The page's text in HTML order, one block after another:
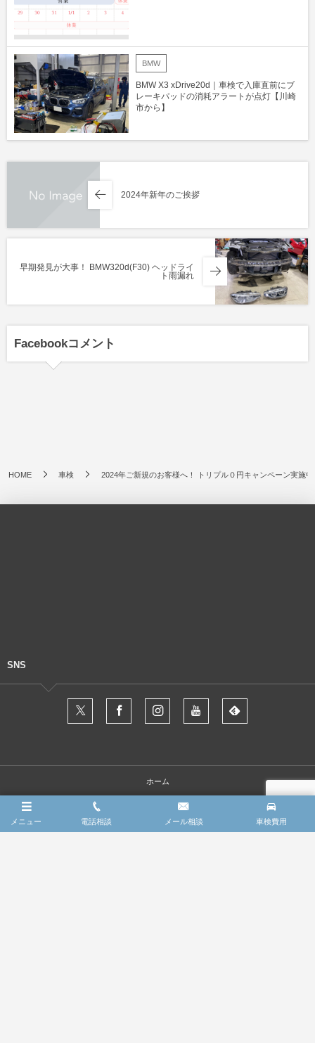
BMW
BMW X3 xDrive20d｜車検で入庫直前にブ
レーキパッドの消耗アラートが点灯【川崎
市から】
2024年新年のご挨拶
早期発見が大事！ BMW320d(F30) ヘッドライ
ト雨漏れ
Facebookコメント
HOME 車検 2024年ご新規のお客様へ！ トリプル０円キャンペーン実施中
SNS
ホーム
メニュー 電話相談 メール相談 車検費用